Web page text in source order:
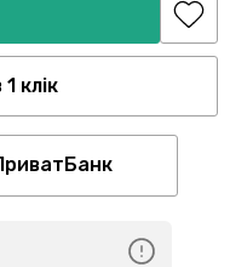
клік